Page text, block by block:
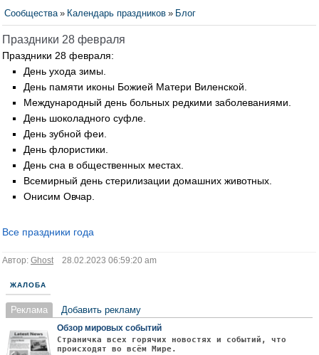
Сообщества » Календарь праздников » Блог
Праздники 28 февраля
Праздники 28 февраля:
День ухода зимы.
День памяти иконы Божией Матери Виленской.
Международный день больных редкими заболеваниями.
День шоколадного суфле.
День зубной феи.
День флористики.
День сна в общественных местах.
Всемирный день стерилизации домашних животных.
Онисим Овчар.
Все праздники года
Автор: Ghost28.02.2023 06:59:20 am
ЖАЛОБА
Реклама Добавить рекламу
Обзор мировых событий
Страничка всех горячих новостях и событий, что
происходят во всём Мире.